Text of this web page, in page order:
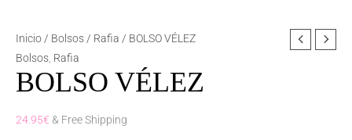
Inicio / Bolsos / Rafia / BOLSO VÉLEZ
Bolsos Rafia
BOLSO VÉLEZ
24.95€ & Free Shipping
BOLSO
VÉLEZ
cantidad